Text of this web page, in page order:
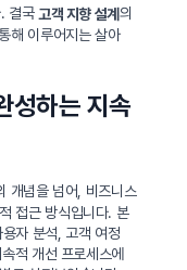
결국고객 지향 설계의
해 이루어지는 살아
성하는 지속
개념을 넘어, 비즈니스
접근 방식입니다. 본
자 분석, 고객 여정
적 개선 프로세스에